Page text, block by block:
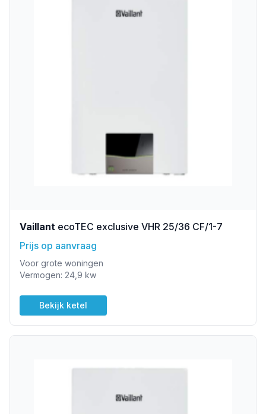
Vaillant ecoTEC exclusive VHR 25/36 CF/1-7
Prijs op aanvraag
Voor grote woningen
Vermogen: 24,9 kw
Bekijk ketel